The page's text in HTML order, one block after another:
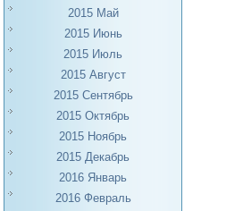
2015 Май
2015 Июнь
2015 Июль
2015 Август
2015 Сентябрь
2015 Октябрь
2015 Ноябрь
2015 Декабрь
2016 Январь
2016 Февраль